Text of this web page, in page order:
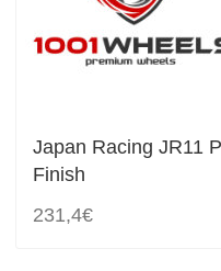
Japan Racing JR11
Finish
231,4€